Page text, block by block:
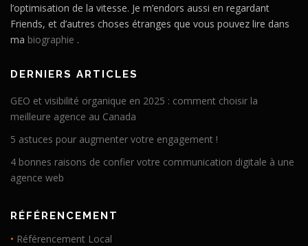
l’optimisation de la vitesse. Je m’endors aussi en regardant
Friends, et d’autres choses étranges que vous pouvez lire dans
ma biographie .
DERNIERS ARTICLES
GEO et visibilité organique en 2025 : comment choisir la
meilleure agence au Canada
5 astuces pour augmenter votre engagement !
4 bonnes raisons de confier votre communication digitale à une
agence web
RÉFÉRENCEMENT
• Référencement Local